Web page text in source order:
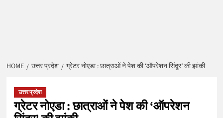
HOME उत्तर प्रदेश ग्रेटर नोएडा : छात्राओं ने पेश की ‘ऑपरेशन सिंदूर’ की झांकी
उत्तर प्रदेश
ग्रेटर नोएडा : छात्राओं ने पेश की ‘ऑपरेशन